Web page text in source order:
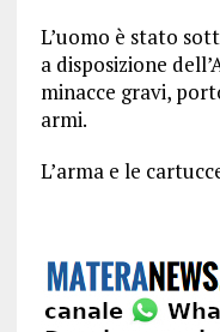
L’uomo è stato
a disposizione
minacce gravi,
armi.
L’arma e le